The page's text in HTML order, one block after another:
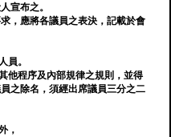
宣布之。
，應將各議員之表決，記載於會
員。
他程序及內部規律之規則，並得
之除名，須經出席議員三分之二
，